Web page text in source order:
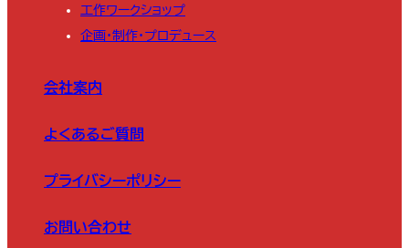
工作ワークショップ
企画・制作・プロデュース
会社案内
よくあるご質問
プライバシーポリシー
お問い合わせ